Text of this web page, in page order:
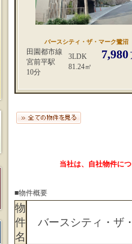
バースシティ・ザ・マーク鷺沼
田園都市線
宮前平駅
10分
3LDK
81.24㎡
7,980
当社は、自社物件に
■物件概要
物
件
名
バースシティ・ザ